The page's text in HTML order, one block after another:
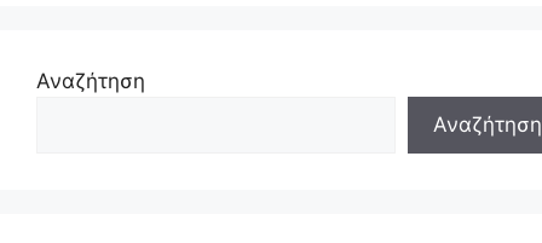
Αναζήτηση
Αναζήτηση